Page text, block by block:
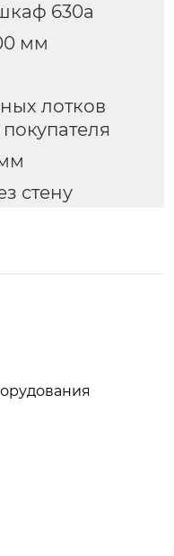
630а
мм
лотков
стену